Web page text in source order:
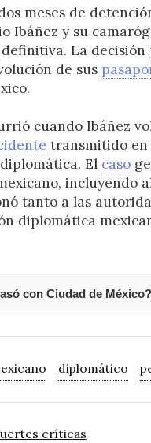
meses de
Ibáñez y su
definitiva. La
de sus
cuando Ibáñez
transmitido en
El caso
incluyendo
tanto a las
diplomática
con Ciudad de México?
diplomático
críticas